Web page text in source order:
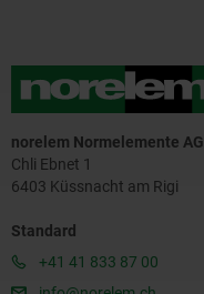
norelem Normelemente AG
Chli Ebnet 1
6403 Küssnacht am Rigi
Standard
+41 41 833 87 00